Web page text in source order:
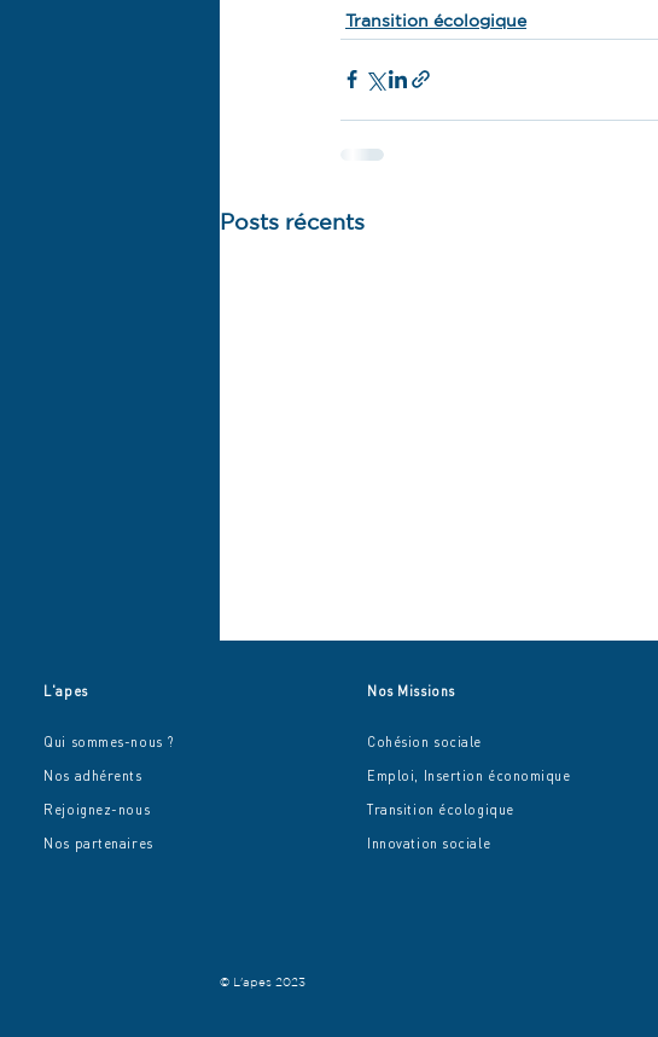
Transition écologique
Posts récents
Un après-midi festif et
L'apes
Qui sommes-nous ?
Nos adhérents
Rejoignez-nous
Nos partenaires
Nos Missions
Cohésion sociale
Emploi, Insertion économique
Transition écologique
Innovation sociale
© L'apes 2023